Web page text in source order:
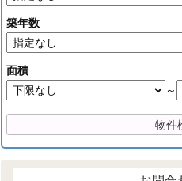
築年数
面積
～